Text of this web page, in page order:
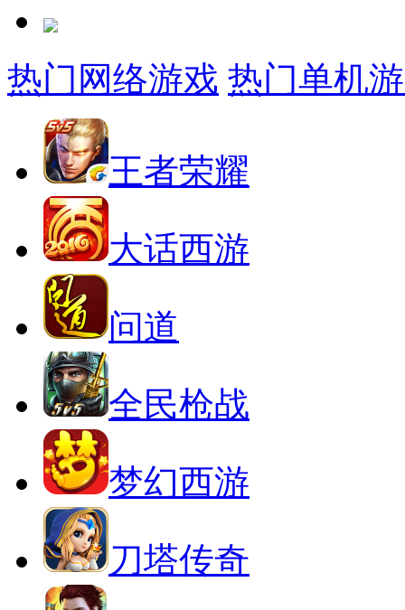
热门网络游戏 热门单机
王者荣耀
大话西游
问道
全民枪战
梦幻西游
刀塔传奇